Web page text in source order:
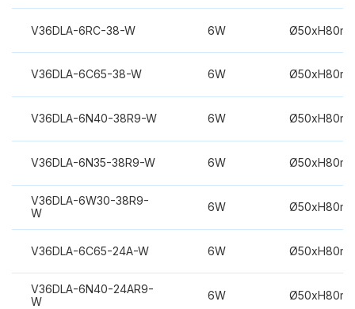
V36DLA-6RC-38-W 6W
V36DLA-6C65-38-W 6W
V36DLA-6N40-38R9-W 6W
V36DLA-6N35-38R9-W 6W
V36DLA-6W30-38R9-
W
6W
V36DLA-6C65-24A-W 6W
V36DLA-6N40-24AR9-
W
6W